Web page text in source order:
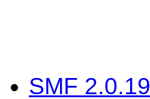
SMF 2.0.19